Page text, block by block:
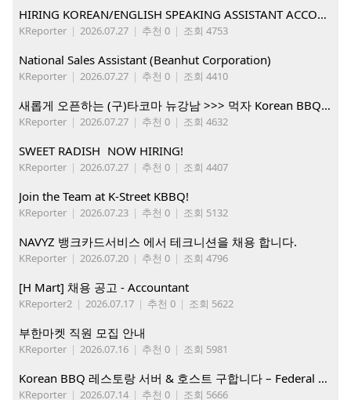
HIRING KOREAN/ENGLISH SPEAKING ASSISTANT ACCOUNT MANAGER
KReporter | 2026.07.27 | 추천 0 | 조회 4753
National Sales Assistant (Beanhut Corporation)
KReporter | 2026.07.27 | 추천 0 | 조회 4410
새롭게 오픈하는 (구)타코마 뉴강남 >>> 먹자 Korean BBQ 구인중
KReporter | 2026.07.27 | 추천 0 | 조회 4632
SWEET RADISH NOW HIRING!
KReporter | 2026.07.27 | 추천 0 | 조회 4407
Join the Team at K-Street KBBQ!
KReporter | 2026.07.23 | 추천 0 | 조회 5132
NAVYZ 뱅크카드서비스 에서 테크니션을 채용 합니다.
KReporter | 2026.07.20 | 추천 0 | 조회 4796
[H Mart] 채용 공고 - Accountant
KReporter2 | 2026.07.17 | 추천 0 | 조회 5622
부한마켓 직원 모집 안내
KReporter | 2026.07.16 | 추천 0 | 조회 5981
Korean BBQ 레스토랑 서버 & 호스트 구합니다 – Federal Way & Tacoma $45-$60/hr (server), $21-23/hr (Host)
KReporter | 2026.07.14 | 추천 0 | 조회 5666